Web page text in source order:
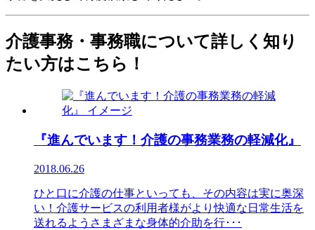
介護事務・事務職について詳しく知り
たい方はこちら！
『進んでいます！介護の事務業務の軽減化』
2018.06.26
ひと口に介護の仕事といっても、その内容は実に奥深
い！介護サービスの利用者様がより快適な日常生活を
送れるようさまざまな身体的介助を行･･･